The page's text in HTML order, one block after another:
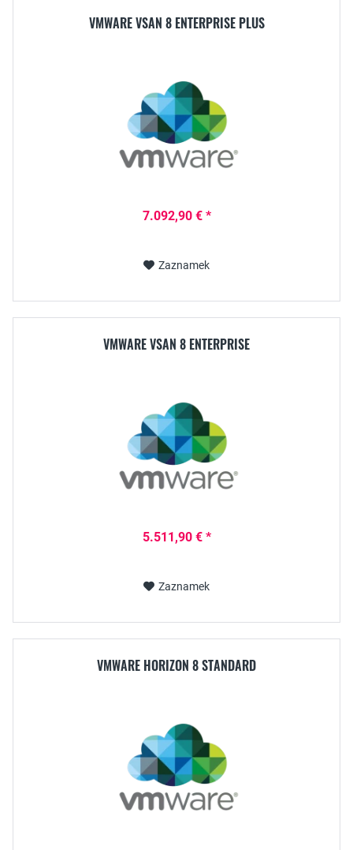
VMWARE VSAN 8 ENTERPRISE PLUS
7.092,90 € *
Zaznamek
VMWARE VSAN 8 ENTERPRISE
5.511,90 € *
Zaznamek
VMWARE HORIZON 8 STANDARD